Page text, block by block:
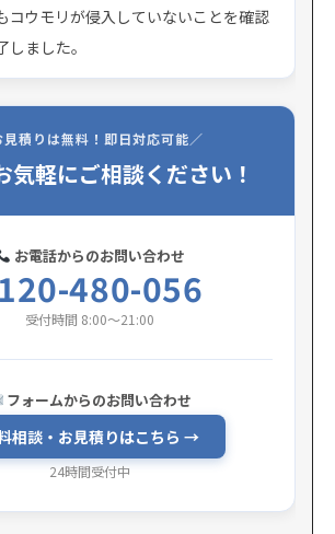
コウモリが侵入していないことを確認
しました。
見積りは無料！即日対応可能／
気軽にご相談ください！
お電話からのお問い合わせ
480-056
受付時間 8:00〜21:00
フォームからのお問い合わせ
相談・お見積りはこちら →
24時間受付中